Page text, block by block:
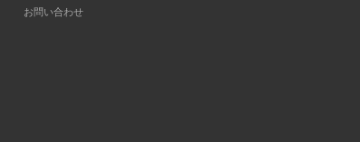
お問い合わせ